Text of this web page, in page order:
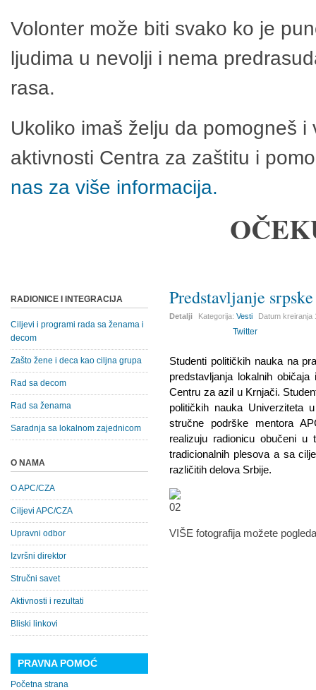
Volonter može biti svako ko je
ljudima u nevolji i nema
rasa.
Ukoliko imaš želju da pomogneš
aktivnosti Centra za zaštitu i
nas za više informacija.
Predstavljanje
Detalji Kategorija:Vesti Datum kreiranja
Twitter
Studenti političkih nauka na
predstavljanja lokalnih
Centru za azil u Krnjači.
političkih nauka Univerziteta
stručne podrške mentora
realizuju radionicu obučeni u
tradicionalnih plesova a sa
različitih delova Srbije.
VIŠE fotografija možete
RADIONICE I INTEGRACIJA
Ciljevi i programi rada sa ženama i
decom
Zašto žene i deca kao ciljna grupa
Rad sa decom
Rad sa ženama
Saradnja sa lokalnom zajednicom
O NAMA
O APC/CZA
Ciljevi APC/CZA
Upravni odbor
Izvršni direktor
Stručni savet
Aktivnosti i rezultati
Bliski linkovi
PRAVNA POMOĆ
Početna strana